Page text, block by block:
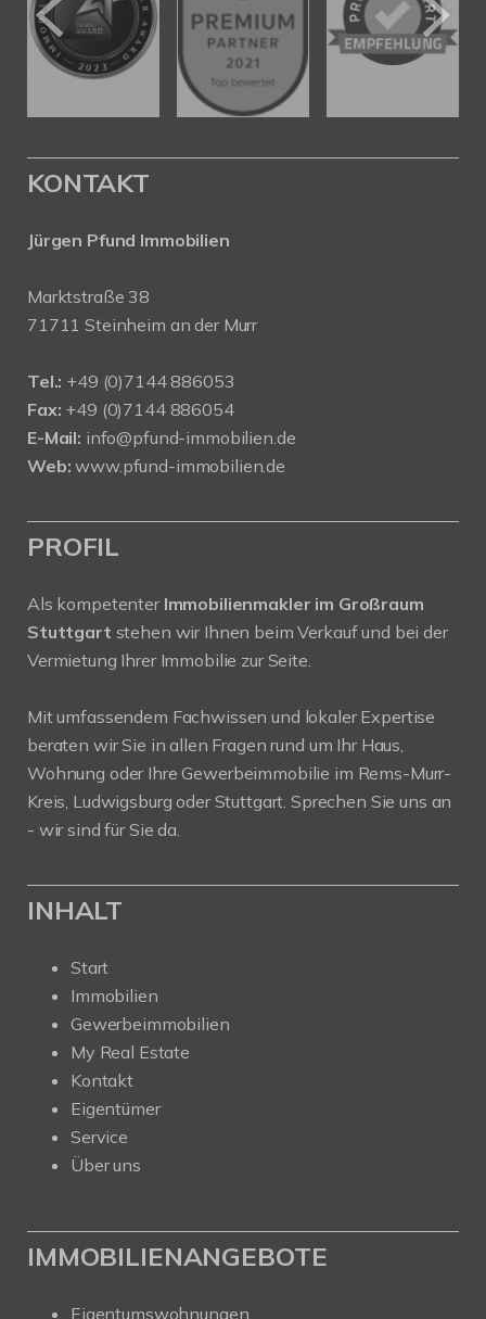
KONTAKT
Jürgen Pfund Immobilien
Marktstraße 38
71711 Steinheim an der Murr
Tel.: +49 (0)7144 886053
Fax: +49 (0)7144 886054
E-Mail: info@pfund-immobilien.de
Web: www.pfund-immobilien.de
PROFIL
Als kompetenter Immobilienmakler im Großraum
Stuttgart stehen wir Ihnen beim Verkauf und bei der
Vermietung Ihrer Immobilie zur Seite.
Mit umfassendem Fachwissen und lokaler Expertise
beraten wir Sie in allen Fragen rund um Ihr Haus,
Wohnung oder Ihre Gewerbeimmobilie im Rems-Murr-
Kreis, Ludwigsburg oder Stuttgart. Sprechen Sie uns an
- wir sind für Sie da.
INHALT
Start
Immobilien
Gewerbeimmobilien
My Real Estate
Kontakt
Eigentümer
Service
Über uns
IMMOBILIENANGEBOTE
Eigentumswohnungen